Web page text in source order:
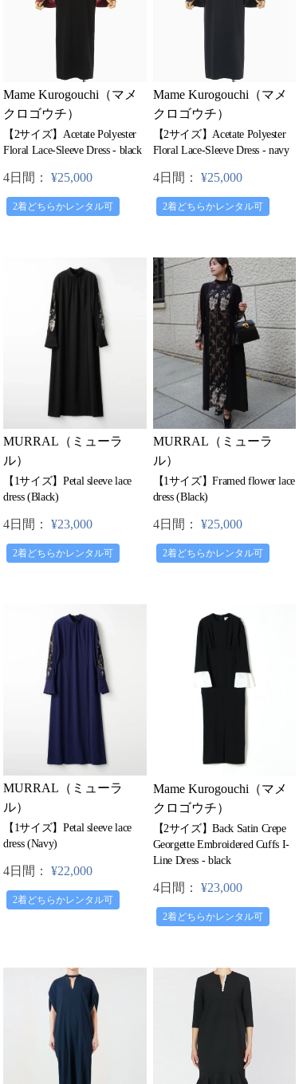
Mame Kurogouchi（マメ
クロゴウチ）
【2サイズ】Acetate Polyester
Floral Lace-Sleeve Dress - black
4日間： ¥25,000
2着どちらかレンタル可
Mame Kurogouchi（マメ
クロゴウチ）
【2サイズ】Acetate Polyester
Floral Lace-Sleeve Dress - navy
4日間： ¥25,000
2着どちらかレンタル可
MURRAL（ミューラ
ル）
【1サイズ】Petal sleeve lace
dress (Black)
4日間： ¥23,000
2着どちらかレンタル可
MURRAL（ミューラ
ル）
【1サイズ】Framed flower lace
dress (Black)
4日間： ¥25,000
2着どちらかレンタル可
MURRAL（ミューラ
ル）
【1サイズ】Petal sleeve lace
dress (Navy)
4日間： ¥22,000
2着どちらかレンタル可
Mame Kurogouchi（マメ
クロゴウチ）
【2サイズ】Back Satin Crepe
Georgette Embroidered Cuffs I-
Line Dress - black
4日間： ¥23,000
2着どちらかレンタル可